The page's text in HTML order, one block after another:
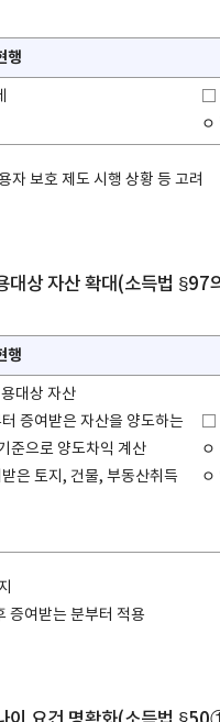
행
ㅇ
자 보호 제도 시행 상황 등 고려
대상 자산 확대(소득법 §97
행
대상 자산
증여받은 자산을 양도하는
준으로 양도차익 계산
은 토지, 건물, 부동산취득
ㅇ
증여받는 분부터 적용